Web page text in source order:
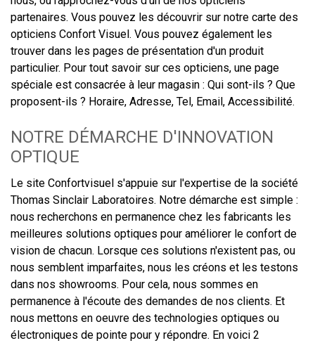
partenaires. Vous pouvez les découvrir sur notre carte des
opticiens Confort Visuel. Vous pouvez également les
trouver dans les pages de présentation d'un produit
particulier. Pour tout savoir sur ces opticiens, une page
spéciale est consacrée à leur magasin : Qui sont-ils ? Que
proposent-ils ? Horaire, Adresse, Tel, Email, Accessibilité.
NOTRE DÉMARCHE D'INNOVATION
OPTIQUE
Le site Confortvisuel s'appuie sur l'expertise de la société
Thomas Sinclair Laboratoires. Notre démarche est simple :
nous recherchons en permanence chez les fabricants les
meilleures solutions optiques pour améliorer le confort de
vision de chacun. Lorsque ces solutions n'existent pas, ou
nous semblent imparfaites, nous les créons et les testons
dans nos showrooms. Pour cela, nous sommes en
permanence à l'écoute des demandes de nos clients. Et
nous mettons en oeuvre des technologies optiques ou
électroniques de pointe pour y répondre. En voici 2